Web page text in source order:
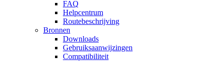
FAQ
Helpcentrum
Routebeschrijving
Bronnen
Downloads
Gebruiksaanwijzingen
Compatibiliteit